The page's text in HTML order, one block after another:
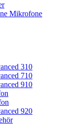
Mikrofone
310
710
910
920